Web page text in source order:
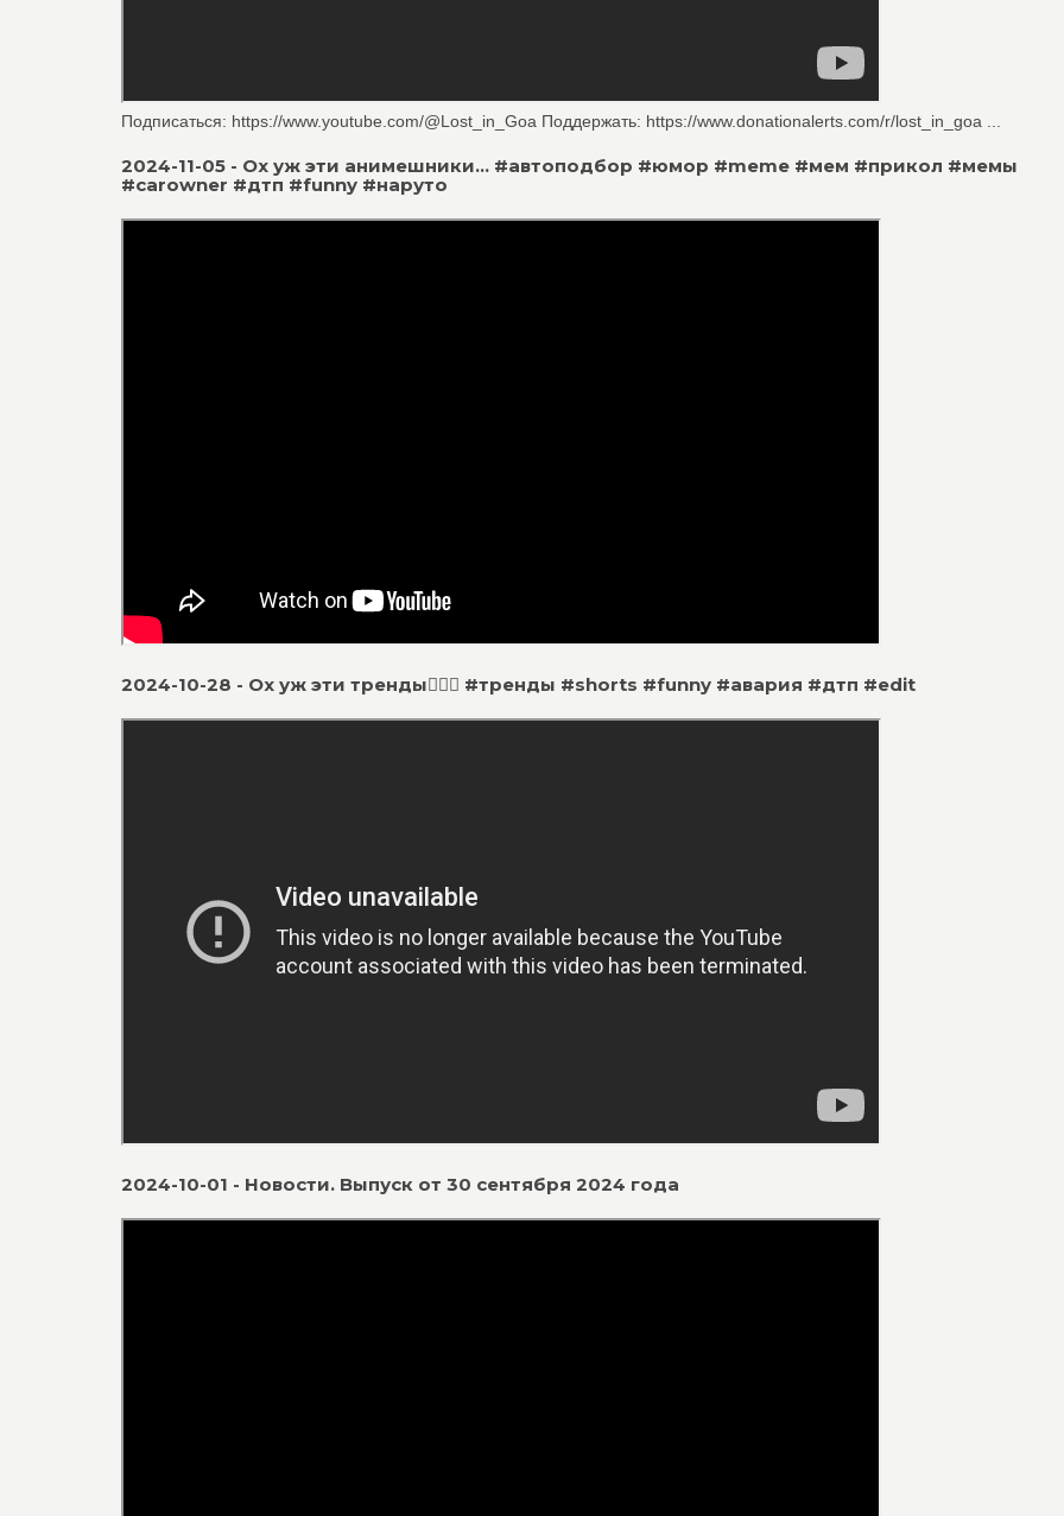
Подписаться: https://www.youtube.com/@Lost_in_Goa Поддержать: https://www.donationalerts.com/r/lost_in_goa ...
2024-11-05 - Ох уж эти анимешники... #автоподбор #юмор #meme #мем #прикол #мемы
#carowner #дтп #funny #наруто
2024-10-28 - Ох уж эти тренды🤦🏻‍♂️ #тренды #shorts #funny #авария #дтп #edit
2024-10-01 - Новости. Выпуск от 30 сентября 2024 года